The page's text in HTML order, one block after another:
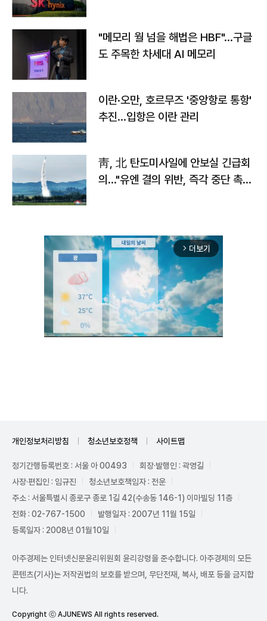
"메모리 월 넘을 해법은 HBF"…구글
도 주목한 차세대 AI 메모리
이란·오만, 호르무즈 '중앙항로 통항'
추진…입항은 이란 관리
靑, 北 탄도미사일에 안보실 긴급회
의…"유엔 결의 위반, 즉각 중단 촉
arrow_forward_ios 더보기
개인정보처리방침 청소년보호정책 사이트맵
정기간행등록번호 : 서울 아 00493
회장·발행인 : 곽영길
사장·편집인 : 임규진
청소년보호책임자 : 전운
주소 : 서울특별시 종로구 종로 1길 42(수송동 146-1) 이마빌딩 11층
전화 : 02-767-1500
발행일자 : 2007년 11월 15일
등록일자 : 2008년 01월10일
아주경제는 인터넷신문윤리위원회 윤리강령을 준수합니다. 아주경제의 모든
콘텐츠(기사)는 저작권법의 보호를 받으며, 무단전재, 복사, 배포 등을 금지합
니다.
Copyright ⓒ AJUNEWS All rights reserved.